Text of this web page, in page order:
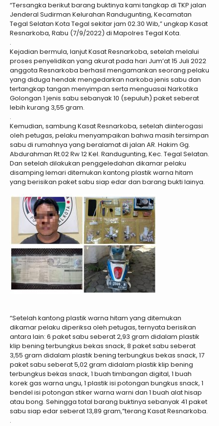
“Tersangka berikut barang buktinya kami tangkap di TKP jalan
Jenderal Sudirman Kelurahan Randugunting, Kecamatan
Tegal Selatan Kota Tegal sekitar jam 02.30 Wib,” ungkap Kasat
Resnarkoba, Rabu (7/9/2022) di Mapolres Tegal Kota.
.
Kejadian bermula, lanjut Kasat Resnarkoba, setelah melalui
proses penyelidikan yang akurat pada hari Jum’at 15 Juli 2022
anggota Resnarkoba berhasil mengamankan seorang pelaku
yang diduga hendak mengedarkan narkoba jenis sabu dan
tertangkap tangan menyimpan serta menguasai Narkotika
Golongan 1 jenis sabu sebanyak 10 (sepuluh) paket seberat
lebih kurang 3,55 gram.
.
Kemudian, sambung Kasat Resnarkoba, setelah diinterogasi
oleh petugas, pelaku menyampaikan bahwa masih tersimpan
sabu di rumahnya yang beralamat di jalan AR. Hakim Gg.
Abdurahman Rt.02 Rw 12 Kel. Randugunting, Kec. Tegal Selatan.
Dan setelah dilakukan penggeledahan dikamar pelaku
disamping lemari ditemukan kantong plastik warna hitam
yang berisikan paket sabu siap edar dan barang bukti lainya.
“Setelah kantong plastik warna hitam yang ditemukan
dikamar pelaku diperiksa oleh petugas, ternyata berisikan
antara lain: 6 paket sabu seberat 2,93 gram didalam plastik
klip bening terbungkus bekas snack, 8 paket sabu seberat
3,55 gram didalam plastik bening terbungkus bekas snack, 17
paket sabu seberat 5,02 gram didalam plastik klip bening
terbungkus bekas snack, 1 buah timbangan digital, 1 buah
korek gas warna ungu, 1 plastik isi potongan bungkus snack, 1
bendel isi potongan stiker warna warni dan 1 buah alat hisap
atau bong. Sehingga total barang buktinya sebanyak 41 paket
sabu siap edar seberat 13,89 gram,”terang Kasat Resnarkoba.
.